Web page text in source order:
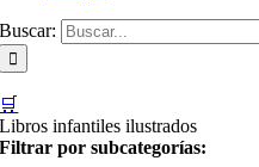
Buscar:
🛒
Libros infantiles ilustrados
Filtrar por subcategorías: